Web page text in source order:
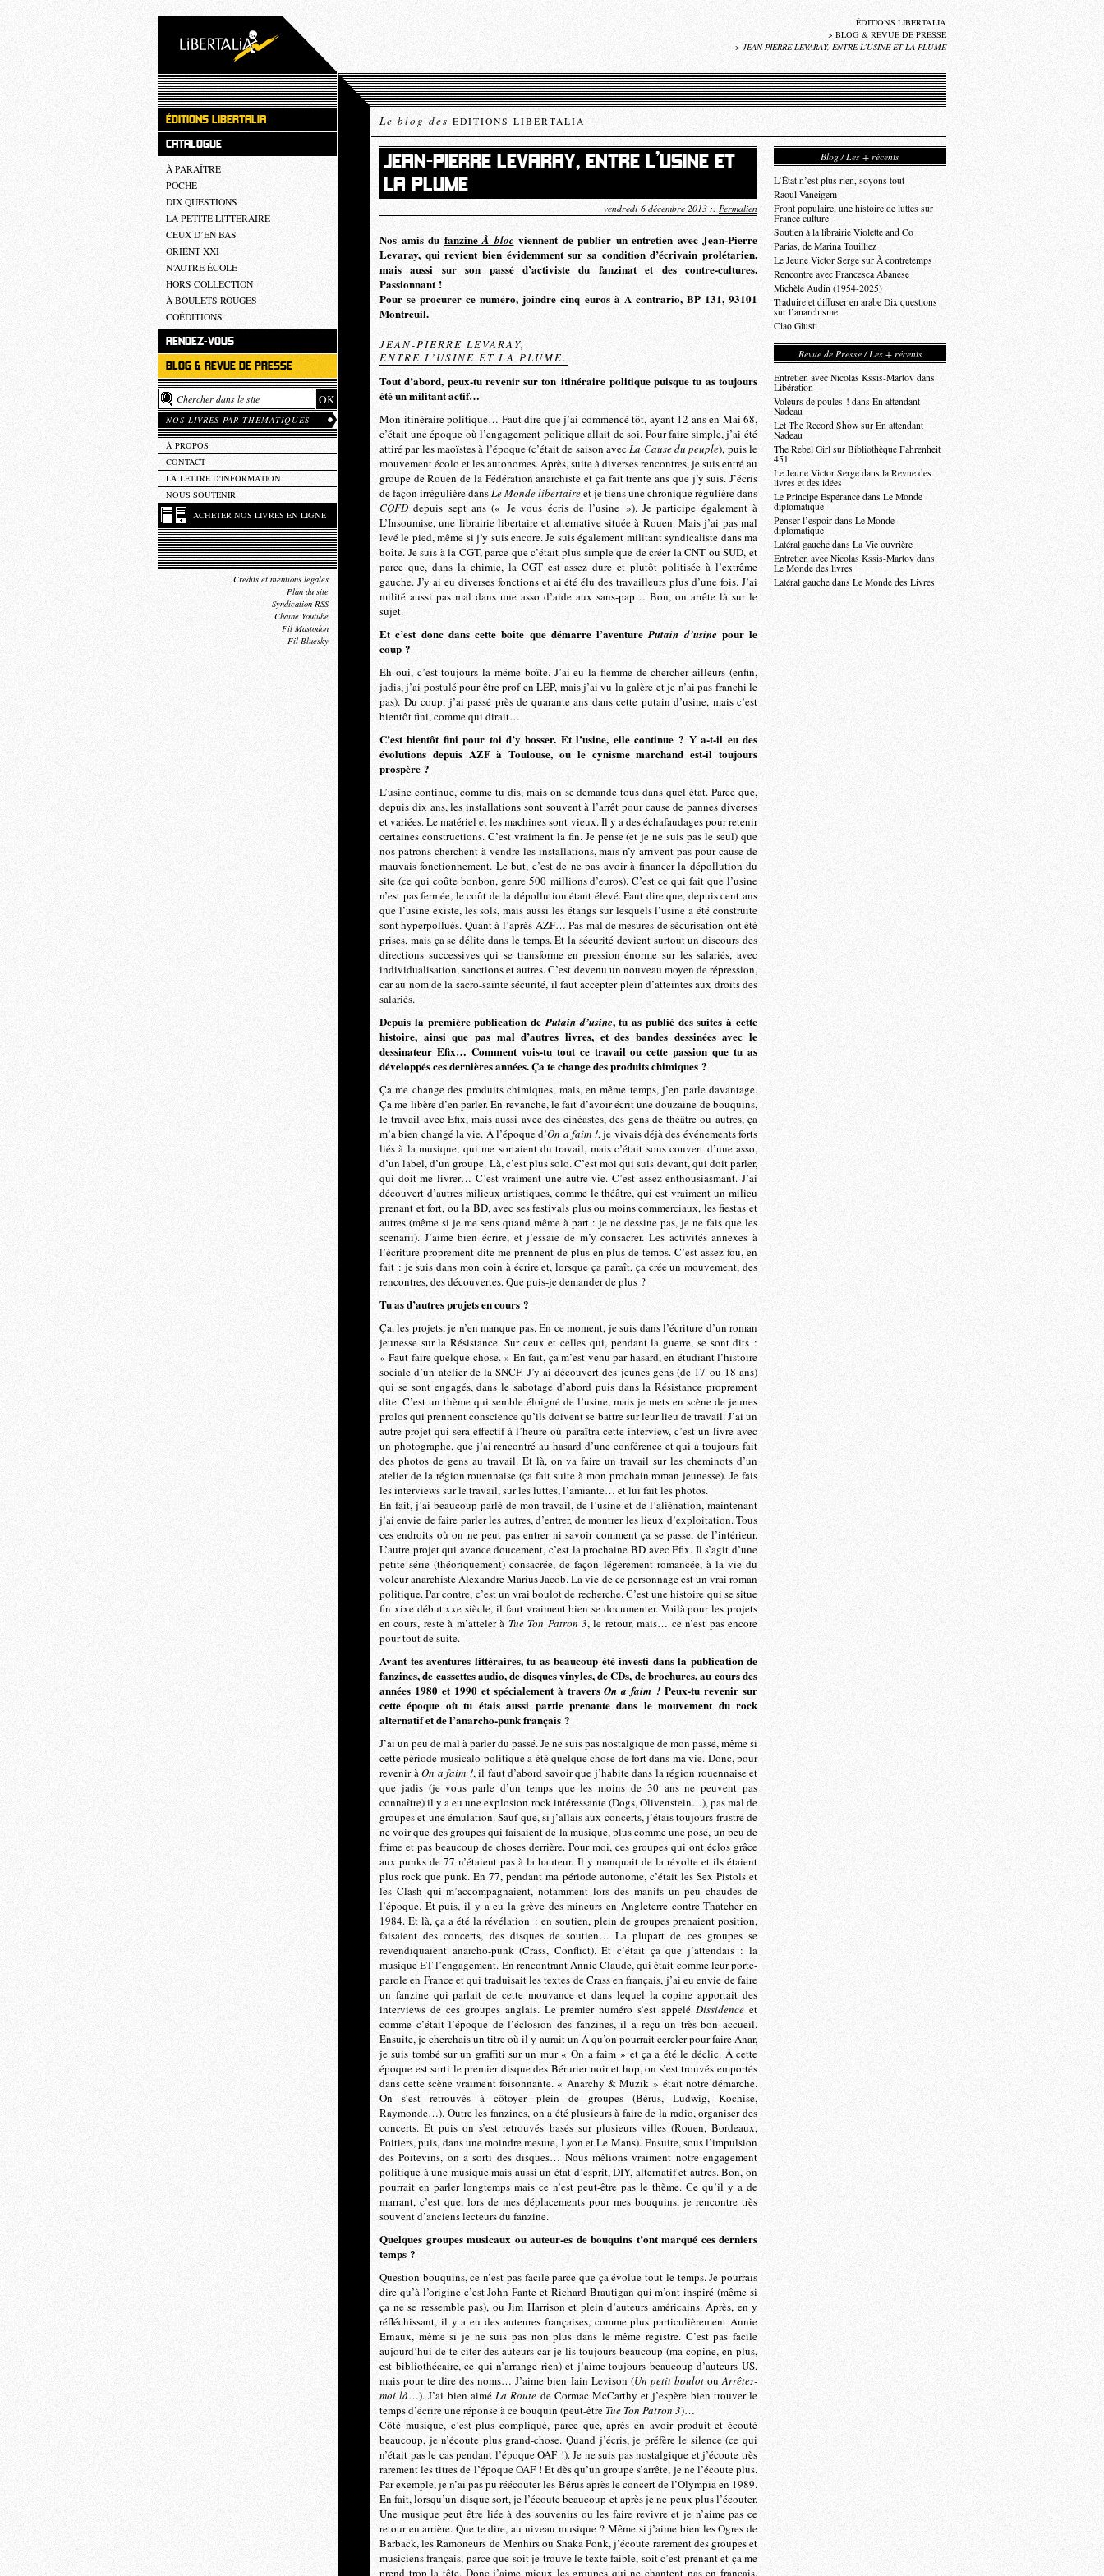
ÉDITIONS LIBERTALIA
> BLOG & REVUE DE PRESSE
> JEAN-PIERRE LEVARAY, ENTRE L’USINE ET LA PLUME
ÉDITIONS LIBERTALIA
CATALOGUE
À PARAÎTRE
POCHE
DIX QUESTIONS
LA PETITE LITTÉRAIRE
CEUX D’EN BAS
ORIENT XXI
N’AUTRE ÉCOLE
HORS COLLECTION
À BOULETS ROUGES
COÉDITIONS
RENDEZ-VOUS
BLOG & REVUE DE PRESSE
NOS LIVRES PAR THÉMATIQUES
À PROPOS
CONTACT
LA LETTRE D'INFORMATION
NOUS SOUTENIR
ACHETER NOS LIVRES EN LIGNE
Crédits et mentions légales
Plan du site
Syndication RSS
Chaîne Youtube
Fil Mastodon
Fil Bluesky
Le blog des ÉDITIONS LIBERTALIA
JEAN-PIERRE LEVARAY, ENTRE L’USINE ET
LA PLUME
vendredi 6 décembre 2013 :: Permalien
Nos amis du fanzineÀ bloc viennent de publier un entretien avec Jean-Pierre
Levaray, qui revient bien évidemment sur sa condition d’écrivain prolétarien,
mais aussi sur son passé d’activiste du fanzinat et des contre-cultures.
Passionnant !
Pour se procurer ce numéro, joindre cinq euros à A contrario, BP 131, 93101
Montreuil.
JEAN-PIERRE LEVARAY,
ENTRE L’USINE ET LA PLUME.
Tout d’abord, peux-tu revenir sur ton itinéraire politique puisque tu as toujours
été un militant actif…
Mon itinéraire politique… Faut dire que j’ai commencé tôt, ayant 12 ans en Mai 68,
c’était une époque où l’engagement politique allait de soi. Pour faire simple, j’ai été
attiré par les maoïstes à l’époque (c’était de saison avecLa Cause du peuple), puis le
mouvement écolo et les autonomes. Après, suite à diverses rencontres, je suis entré au
groupe de Rouen de la Fédération anarchiste et ça fait trente ans que j’y suis. J’écris
de façon irrégulière dansLe Monde libertaireet je tiens une chronique régulière dans
CQFDdepuis sept ans (« Je vous écris de l’usine »). Je participe également à
L’Insoumise, une librairie libertaire et alternative située à Rouen. Mais j’ai pas mal
levé le pied, même si j’y suis encore. Je suis également militant syndicaliste dans ma
boîte. Je suis à la CGT, parce que c’était plus simple que de créer la CNT ou SUD, et
parce que, dans la chimie, la CGT est assez dure et plutôt politisée à l’extrême
gauche. J’y ai eu diverses fonctions et ai été élu des travailleurs plus d’une fois. J’ai
milité aussi pas mal dans une asso d’aide aux sans-pap… Bon, on arrête là sur le
sujet.
Et c’est donc dans cette boîte que démarre l’aventurePutain d’usinepour le
coup ?
Eh oui, c’est toujours la même boîte. J’ai eu la flemme de chercher ailleurs (enfin,
jadis, j’ai postulé pour être prof en LEP, mais j’ai vu la galère et je n’ai pas franchi le
pas). Du coup, j’ai passé près de quarante ans dans cette putain d’usine, mais c’est
bientôt fini, comme qui dirait…
C’est bientôt fini pour toi d’y bosser. Et l’usine, elle continue ? Y a-t-il eu des
évolutions depuis AZF à Toulouse, ou le cynisme marchand est-il toujours
prospère ?
L’usine continue, comme tu dis, mais on se demande tous dans quel état. Parce que,
depuis dix ans, les installations sont souvent à l’arrêt pour cause de pannes diverses
et variées. Le matériel et les machines sont vieux. Il y a des échafaudages pour retenir
certaines constructions. C’est vraiment la fin. Je pense (et je ne suis pas le seul) que
nos patrons cherchent à vendre les installations, mais n’y arrivent pas pour cause de
mauvais fonctionnement. Le but, c’est de ne pas avoir à financer la dépollution du
site (ce qui coûte bonbon, genre 500 millions d’euros). C’est ce qui fait que l’usine
n’est pas fermée, le coût de la dépollution étant élevé. Faut dire que, depuis cent ans
que l’usine existe, les sols, mais aussi les étangs sur lesquels l’usine a été construite
sont hyperpollués. Quant à l’après-AZF… Pas mal de mesures de sécurisation ont été
prises, mais ça se délite dans le temps. Et la sécurité devient surtout un discours des
directions successives qui se transforme en pression énorme sur les salariés, avec
individualisation, sanctions et autres. C’est devenu un nouveau moyen de répression,
car au nom de la sacro-sainte sécurité, il faut accepter plein d’atteintes aux droits des
salariés.
Depuis la première publication dePutain d’usine, tu as publié des suites à cette
histoire, ainsi que pas mal d’autres livres, et des bandes dessinées avec le
dessinateur Efix… Comment vois-tu tout ce travail ou cette passion que tu as
développés ces dernières années. Ça te change des produits chimiques ?
Ça me change des produits chimiques, mais, en même temps, j’en parle davantage.
Ça me libère d’en parler. En revanche, le fait d’avoir écrit une douzaine de bouquins,
le travail avec Efix, mais aussi avec des cinéastes, des gens de théâtre ou autres, ça
m’a bien changé la vie. À l’époque d’On a faim !, je vivais déjà des événements forts
liés à la musique, qui me sortaient du travail, mais c’était sous couvert d’une asso,
d’un label, d’un groupe. Là, c’est plus solo. C’est moi qui suis devant, qui doit parler,
qui doit me livrer… C’est vraiment une autre vie. C’est assez enthousiasmant. J’ai
découvert d’autres milieux artistiques, comme le théâtre, qui est vraiment un milieu
prenant et fort, ou la BD, avec ses festivals plus ou moins commerciaux, les fiestas et
autres (même si je me sens quand même à part : je ne dessine pas, je ne fais que les
scenarii). J’aime bien écrire, et j’essaie de m’y consacrer. Les activités annexes à
l’écriture proprement dite me prennent de plus en plus de temps. C’est assez fou, en
fait : je suis dans mon coin à écrire et, lorsque ça paraît, ça crée un mouvement, des
rencontres, des découvertes. Que puis-je demander de plus ?
Tu as d’autres projets en cours ?
Ça, les projets, je n’en manque pas. En ce moment, je suis dans l’écriture d’un roman
jeunesse sur la Résistance. Sur ceux et celles qui, pendant la guerre, se sont dits :
« Faut faire quelque chose. » En fait, ça m’est venu par hasard, en étudiant l’histoire
sociale d’un atelier de la SNCF. J’y ai découvert des jeunes gens (de 17 ou 18 ans)
qui se sont engagés, dans le sabotage d’abord puis dans la Résistance proprement
dite. C’est un thème qui semble éloigné de l’usine, mais je mets en scène de jeunes
prolos qui prennent conscience qu’ils doivent se battre sur leur lieu de travail. J’ai un
autre projet qui sera effectif à l’heure où paraîtra cette interview, c’est un livre avec
un photographe, que j’ai rencontré au hasard d’une conférence et qui a toujours fait
des photos de gens au travail. Et là, on va faire un travail sur les cheminots d’un
atelier de la région rouennaise (ça fait suite à mon prochain roman jeunesse). Je fais
les interviews sur le travail, sur les luttes, l’amiante… et lui fait les photos.
En fait, j’ai beaucoup parlé de mon travail, de l’usine et de l’aliénation, maintenant
j’ai envie de faire parler les autres, d’entrer, de montrer les lieux d’exploitation. Tous
ces endroits où on ne peut pas entrer ni savoir comment ça se passe, de l’intérieur.
L’autre projet qui avance doucement, c’est la prochaine BD avec Efix. Il s’agit d’une
petite série (théoriquement) consacrée, de façon légèrement romancée, à la vie du
voleur anarchiste Alexandre Marius Jacob. La vie de ce personnage est un vrai roman
politique. Par contre, c’est un vrai boulot de recherche. C’est une histoire qui se situe
fin xixe début xxe siècle, il faut vraiment bien se documenter. Voilà pour les projets
en cours, reste à m’atteler à Tue Ton Patron 3, le retour, mais… ce n’est pas encore
pour tout de suite.
Avant tes aventures littéraires, tu as beaucoup été investi dans la publication de
fanzines, de cassettes audio, de disques vinyles, de CDs, de brochures, au cours des
années 1980 et 1990 et spécialement à traversOn a faim !Peux-tu revenir sur
cette époque où tu étais aussi partie prenante dans le mouvement du rock
alternatif et de l’anarcho-punk français ?
J’ai un peu de mal à parler du passé. Je ne suis pas nostalgique de mon passé, même si
cette période musicalo-politique a été quelque chose de fort dans ma vie. Donc, pour
revenir àOn a faim !, il faut d’abord savoir que j’habite dans la région rouennaise et
que jadis (je vous parle d’un temps que les moins de 30 ans ne peuvent pas
connaître) il y a eu une explosion rock intéressante (Dogs, Olivenstein…), pas mal de
groupes et une émulation. Sauf que, si j’allais aux concerts, j’étais toujours frustré de
ne voir que des groupes qui faisaient de la musique, plus comme une pose, un peu de
frime et pas beaucoup de choses derrière. Pour moi, ces groupes qui ont éclos grâce
aux punks de 77 n’étaient pas à la hauteur. Il y manquait de la révolte et ils étaient
plus rock que punk. En 77, pendant ma période autonome, c’était les Sex Pistols et
les Clash qui m’accompagnaient, notamment lors des manifs un peu chaudes de
l’époque. Et puis, il y a eu la grève des mineurs en Angleterre contre Thatcher en
1984. Et là, ça a été la révélation : en soutien, plein de groupes prenaient position,
faisaient des concerts, des disques de soutien… La plupart de ces groupes se
revendiquaient anarcho-punk (Crass, Conflict). Et c’était ça que j’attendais : la
musique ET l’engagement. En rencontrant Annie Claude, qui était comme leur porte-
parole en France et qui traduisait les textes de Crass en français, j’ai eu envie de faire
un fanzine qui parlait de cette mouvance et dans lequel la copine apportait des
interviews de ces groupes anglais. Le premier numéro s’est appeléDissidence et
comme c’était l’époque de l’éclosion des fanzines, il a reçu un très bon accueil.
Ensuite, je cherchais un titre où il y aurait un A qu’on pourrait cercler pour faire Anar,
je suis tombé sur un graffiti sur un mur « On a faim » et ça a été le déclic. À cette
époque est sorti le premier disque des Bérurier noir et hop, on s’est trouvés emportés
dans cette scène vraiment foisonnante. « Anarchy & Muzik » était notre démarche.
On s’est retrouvés à côtoyer plein de groupes (Bérus, Ludwig, Kochise,
Raymonde…). Outre les fanzines, on a été plusieurs à faire de la radio, organiser des
concerts. Et puis on s’est retrouvés basés sur plusieurs villes (Rouen, Bordeaux,
Poitiers, puis, dans une moindre mesure, Lyon et Le Mans). Ensuite, sous l’impulsion
des Poitevins, on a sorti des disques… Nous mêlions vraiment notre engagement
politique à une musique mais aussi un état d’esprit, DIY, alternatif et autres. Bon, on
pourrait en parler longtemps mais ce n’est peut-être pas le thème. Ce qu’il y a de
marrant, c’est que, lors de mes déplacements pour mes bouquins, je rencontre très
souvent d’anciens lecteurs du fanzine.
Quelques groupes musicaux ou auteur-es de bouquins t’ont marqué ces derniers
temps ?
Question bouquins, ce n’est pas facile parce que ça évolue tout le temps. Je pourrais
dire qu’à l’origine c’est John Fante et Richard Brautigan qui m’ont inspiré (même si
ça ne se ressemble pas), ou Jim Harrison et plein d’auteurs américains. Après, en y
réfléchissant, il y a eu des auteures françaises, comme plus particulièrement Annie
Ernaux, même si je ne suis pas non plus dans le même registre. C’est pas facile
aujourd’hui de te citer des auteurs car je lis toujours beaucoup (ma copine, en plus,
est bibliothécaire, ce qui n’arrange rien) et j’aime toujours beaucoup d’auteurs US,
mais pour te dire des noms… J’aime bien Iain Levison (Un petit boulotouArrêtez-
moi là…). J’ai bien aiméLa Route de Cormac McCarthy et j’espère bien trouver le
temps d’écrire une réponse à ce bouquin (peut-êtreTue Ton Patron 3)…
Côté musique, c’est plus compliqué, parce que, après en avoir produit et écouté
beaucoup, je n’écoute plus grand-chose. Quand j’écris, je préfère le silence (ce qui
n’était pas le cas pendant l’époque OAF !). Je ne suis pas nostalgique et j’écoute très
rarement les titres de l’époque OAF ! Et dès qu’un groupe s’arrête, je ne l’écoute plus.
Par exemple, je n’ai pas pu réécouter les Bérus après le concert de l’Olympia en 1989.
En fait, lorsqu’un disque sort, je l’écoute beaucoup et après je ne peux plus l’écouter.
Une musique peut être liée à des souvenirs ou les faire revivre et je n’aime pas ce
retour en arrière. Que te dire, au niveau musique ? Même si j’aime bien les Ogres de
Barback, les Ramoneurs de Menhirs ou Shaka Ponk, j’écoute rarement des groupes et
musiciens français, parce que soit je trouve le texte faible, soit c’est prenant et ça me
prend trop la tête. Donc j’aime mieux les groupes qui ne chantent pas en français.
Blog / Les + récents
L’État n’est plus rien, soyons tout
Raoul Vaneigem
Front populaire, une histoire de luttes sur
France culture
Soutien à la librairie Violette and Co
Parias, de Marina Touilliez
Le Jeune Victor Serge sur À contretemps
Rencontre avec Francesca Abanese
Michèle Audin (1954-2025)
Traduire et diffuser en arabe Dix questions
sur l’anarchisme
Ciao Giusti
Revue de Presse / Les + récents
Entretien avec Nicolas Kssis-Martov dans
Libération
Voleurs de poules ! dans En attendant
Nadeau
Let The Record Show sur En attendant
Nadeau
The Rebel Girl sur Bibliothèque Fahrenheit
451
Le Jeune Victor Serge dans la Revue des
livres et des idées
Le Principe Espérance dans Le Monde
diplomatique
Penser l’espoir dans Le Monde
diplomatique
Latéral gauche dans La Vie ouvrière
Entretien avec Nicolas Kssis-Martov dans
Le Monde des livres
Latéral gauche dans Le Monde des Livres